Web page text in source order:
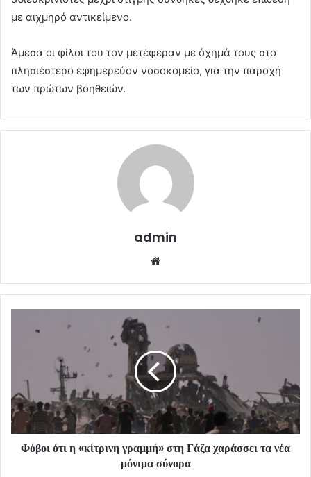
με αιχμηρό αντικείμενο.
Άμεσα οι φίλοι του τον μετέφεραν με όχημά τους στο
πλησιέστερο εφημερεύον νοσοκομείο, για την παροχή
των πρώτων βοηθειών.
admin
Φόβοι ότι η «κίτρινη γραμμή» στη Γάζα χαράσσει τα νέα
μόνιμα σύνορα